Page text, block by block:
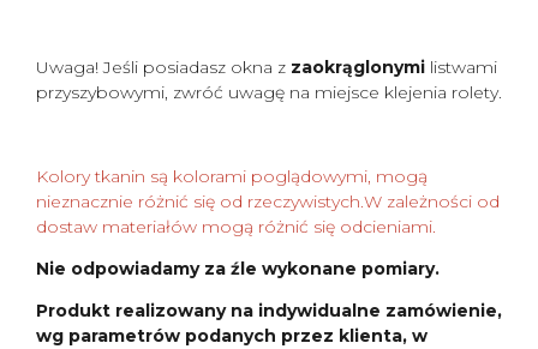
Uwaga! Jeśli posiadasz okna z zaokrąglonymi listwami
przyszybowymi, zwróć uwagę na miejsce klejenia rolety.
Kolory tkanin są kolorami poglądowymi, mogą
nieznacznie różnić się od rzeczywistych.W zależności od
dostaw materiałów mogą różnić się odcieniami.
Nie odpowiadamy za źle wykonane pomiary.
Produkt realizowany na indywidualne zamówienie,
wg parametrów podanych przez klienta, w